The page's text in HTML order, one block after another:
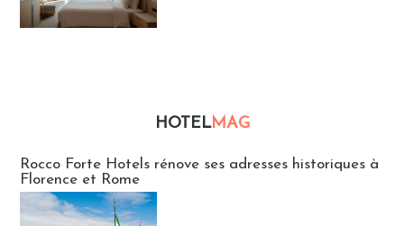
HOTELMAG
Rocco Forte Hotels rénove ses adresses historiques à
Florence et Rome